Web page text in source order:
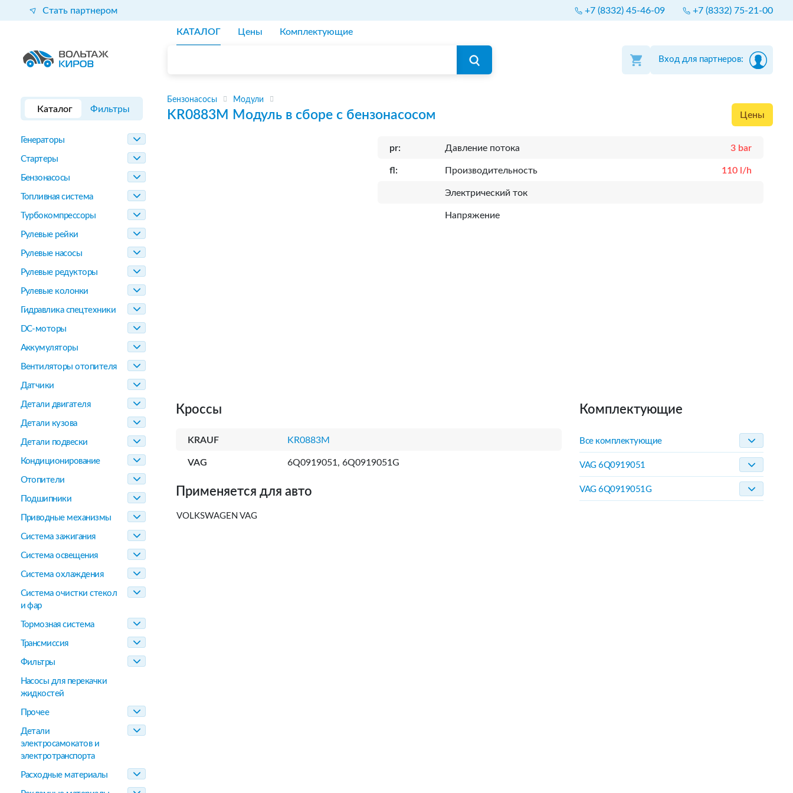
Стать партнером +7 (8332) 45-46-09 +7 (8332) 75-21-00
КАТАЛОГ Цены Комплектующие
Вход для партнеров:
Каталог Фильтры
Генераторы
Стартеры
Бензонасосы
Топливная система
Турбокомпрессоры
Рулевые рейки
Рулевые насосы
Рулевые редукторы
Рулевые колонки
Гидравлика спецтехники
DC-моторы
Аккумуляторы
Вентиляторы отопителя
Датчики
Детали двигателя
Детали кузова
Детали подвески
Кондиционирование
Отопители
Подшипники
Приводные механизмы
Система зажигания
Система освещения
Система охлаждения
Система очистки стекол
и фар
Тормозная система
Трансмиссия
Фильтры
Насосы для перекачки
жидкостей
Прочее
Детали
электросамокатов и
электротранспорта
Расходные материалы
Бензонасосы Модули
KR0883M Модуль в сборе с бензонасосом Цены
pr: Давление потока 3 bar
fl: Производительность 110 l/h
Электрический ток
Напряжение
Кроссы
KRAUF KR0883M
VAG 6Q0919051, 6Q0919051G
Применяется для авто
VOLKSWAGEN VAG
Комплектующие
Все комплектующие
VAG 6Q0919051
VAG 6Q0919051G